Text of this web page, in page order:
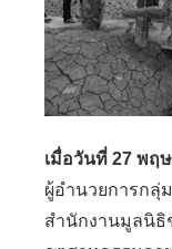
เมื่อวันที่ 27 พฤ
ผู้อำนวยการกลุ่
สำนักงานมูลนิ